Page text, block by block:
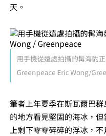
天。
用手機從遠處拍攝的髯海豹
Greenpeace Eric Wong/
筆者上年夏季在斯瓦爾巴
的地方看見堅固的海冰，
上剩下零零碎碎的浮冰，